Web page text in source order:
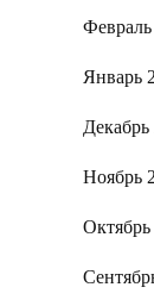
Февраль
Январь
Декабрь
Ноябрь
Октябрь